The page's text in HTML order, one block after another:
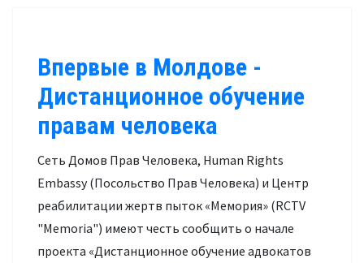
Впервые в Молдове -
Дистанционное обучение
правам человека
Сеть Домов Прав Человека, Human Rights
Embassy (Посольство Прав Человека) и Центр
реабилитации жертв пыток «Мемория» (RCTV
"Memoria") имеют честь сообщить о начале
проекта «Дистанционное обучение адвокатов